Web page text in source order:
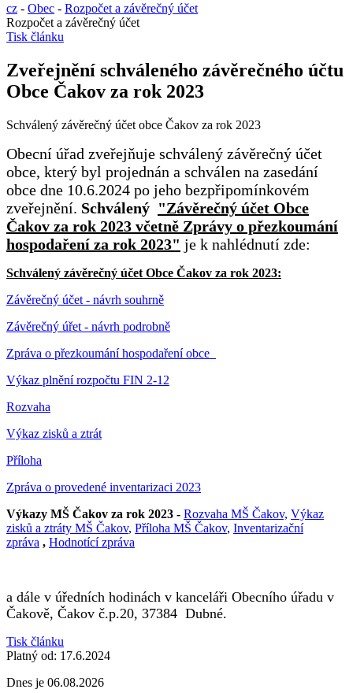
cz - Obec - Rozpočet a závěrečný účet
Rozpočet a závěrečný účet
Tisk článku
Zveřejnění schváleného závěrečného účtu
Obce Čakov za rok 2023
Schválený závěrečný účet obce Čakov za rok 2023
Obecní úřad zveřejňuje schválený závěrečný účet
obce, který byl projednán a schválen na zasedání
obce dne 10.6.2024 po jeho bezpřipomínkovém
zveřejnění. Schválený "Závěrečný účet Obce
Čakov za rok 2023 včetně Zprávy o přezkoumání
hospodaření za rok 2023" je k nahlédnutí zde:
Schválený závěrečný účet Obce Čakov za rok 2023:
Závěrečný účet - návrh souhrně
Závěrečný úřet - návrh podrobně
Zpráva o přezkoumání hospodaření obce
Výkaz plnění rozpočtu FIN 2-12
Rozvaha
Výkaz zisků a ztrát
Příloha
Zpráva o provedené inventarizaci 2023
Výkazy MŠ Čakov za rok 2023 - Rozvaha MŠ Čakov, Výkaz
zisků a ztráty MŠ Čakov, Příloha MŠ Čakov, Inventarizační
zpráva , Hodnotící zpráva
a dále v úředních hodinách v kanceláři Obecního úřadu v
Čakově, Čakov č.p.20, 37384 Dubné.
Tisk článku
Platný od: 17.6.2024
Dnes je 06.08.2026